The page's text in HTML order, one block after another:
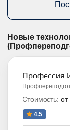
Новые
Профессия
Стоимость: от
4.5